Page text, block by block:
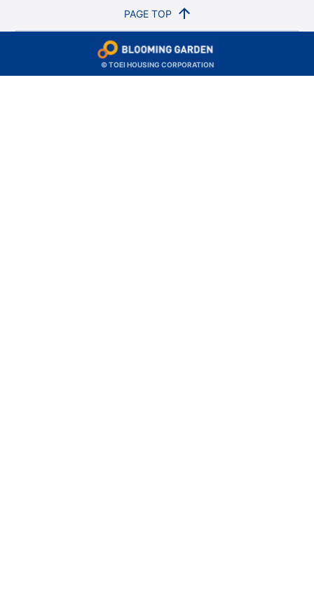
路線から検索
月々の支払額から検索
PAGE TOP
© TOEI HOUSING CORPORATION